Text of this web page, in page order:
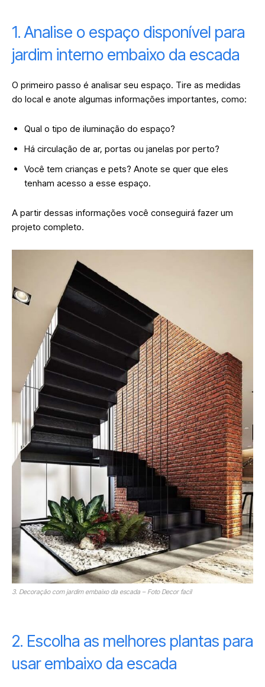
1. Analise o espaço disponível para
jardim interno embaixo da escada
O primeiro passo é analisar seu espaço. Tire as medidas
do local e anote algumas informações importantes, como:
Qual o tipo de iluminação do espaço?
Há circulação de ar, portas ou janelas por perto?
Você tem crianças e pets? Anote se quer que eles
tenham acesso a esse espaço.
A partir dessas informações você conseguirá fazer um
projeto completo.
3. Decoração com jardim embaixo da escada – Foto Decor facil
2. Escolha as melhores plantas para
usar embaixo da escada